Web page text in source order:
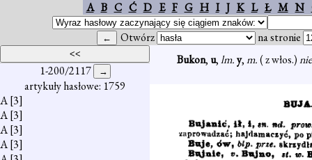
A B C Ć D E F G H I J K L Ł M N
Otwórz na stronie
1-200/2117
artykuły hasłowe: 1759
A[3]
A[3]
A[3]
A[3]
Bukon, u,lm.y,m.( z włos.)